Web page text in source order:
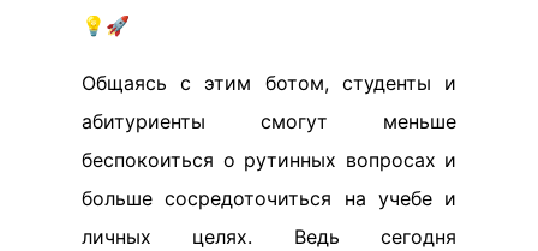
💡🚀
Общаясь с этим ботом, студенты и
абитуриенты смогут меньше
беспокоиться о рутинных вопросах и
больше сосредоточиться на учебе и
личных целях. Ведь сегодня